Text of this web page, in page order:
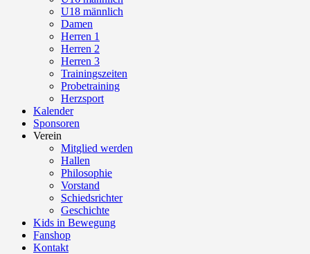
U18 männlich
Damen
Herren 1
Herren 2
Herren 3
Trainingszeiten
Probetraining
Herzsport
Kalender
Sponsoren
Verein
Mitglied werden
Hallen
Philosophie
Vorstand
Schiedsrichter
Geschichte
Kids in Bewegung
Fanshop
Kontakt